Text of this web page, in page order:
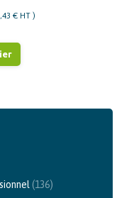
€ HT )
(136)